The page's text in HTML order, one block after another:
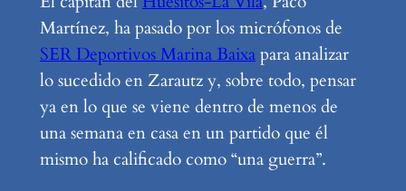
Martínez, ha pasado por los micrófonos de
SER Deportivos Marina Baixapara analizar
lo sucedido en Zarautz y, sobre todo, pensar
ya en lo que se viene dentro de menos de
una semana en casa en un partido que él
mismo ha calificado como “una guerra”.